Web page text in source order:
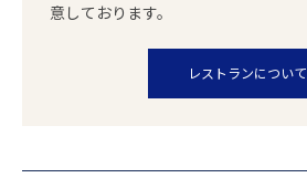
意しております。
レストランについて